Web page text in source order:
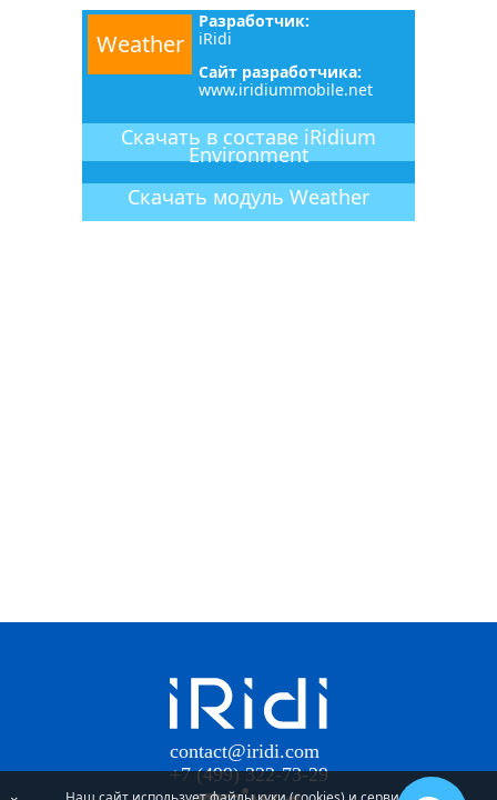
Weather
Разработчик:
iRidi
Сайт разработчика:
www.iridiummobile.net
Скачать в составе iRidium
Environment
Скачать модуль Weather
contact@iridi.com
+7 (499) 322-73-29